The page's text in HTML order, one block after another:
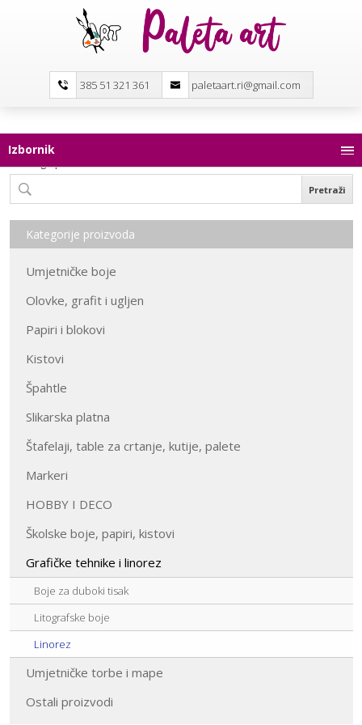
Izbornik
385 51 321 361 paletaart.ri@gmail.com
Kategorije proizvoda
Umjetničke boje
Olovke, grafit i ugljen
Papiri i blokovi
Kistovi
Špahtle
Slikarska platna
Štafelaji, table za crtanje, kutije, palete
Markeri
HOBBY I DECO
Školske boje, papiri, kistovi
Grafičke tehnike i linorez
Boje za duboki tisak
Litografske boje
Linorez
Umjetničke torbe i mape
Ostali proizvodi